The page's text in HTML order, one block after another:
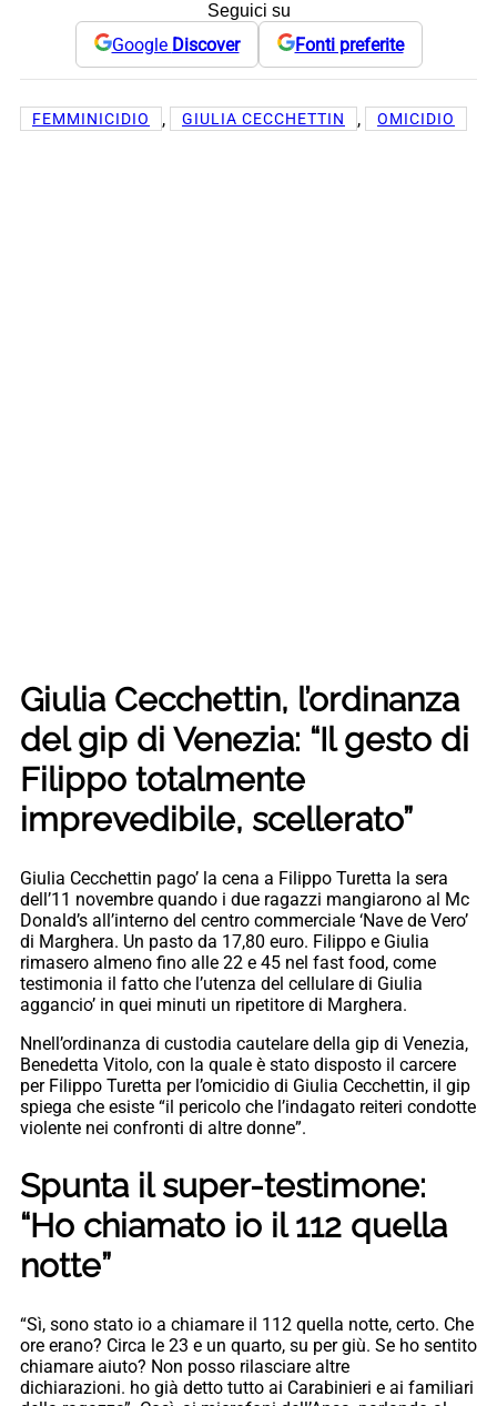
Seguici su
Google Discover Fonti preferite
FEMMINICIDIO , GIULIA CECCHETTIN , OMICIDIO
Giulia Cecchettin, l’ordinanza
del gip di Venezia: “Il gesto di
Filippo totalmente
imprevedibile, scellerato”
Giulia Cecchettin pago’ la cena a Filippo Turetta la sera
dell’11 novembre quando i due ragazzi mangiarono al Mc
Donald’s all’interno del centro commerciale ‘Nave de Vero’
di Marghera. Un pasto da 17,80 euro. Filippo e Giulia
rimasero almeno fino alle 22 e 45 nel fast food, come
testimonia il fatto che l’utenza del cellulare di Giulia
aggancio’ in quei minuti un ripetitore di Marghera.
Nnell’ordinanza di custodia cautelare della gip di Venezia,
Benedetta Vitolo, con la quale è stato disposto il carcere
per Filippo Turetta per l’omicidio di Giulia Cecchettin, il gip
spiega che esiste “il pericolo che l’indagato reiteri condotte
violente nei confronti di altre donne”.
Spunta il super-testimone:
“Ho chiamato io il 112 quella
notte”
“Sì, sono stato io a chiamare il 112 quella notte, certo. Che
ore erano? Circa le 23 e un quarto, su per giù. Se ho sentito
chiamare aiuto? Non posso rilasciare altre
dichiarazioni. ho già detto tutto ai Carabinieri e ai familiari